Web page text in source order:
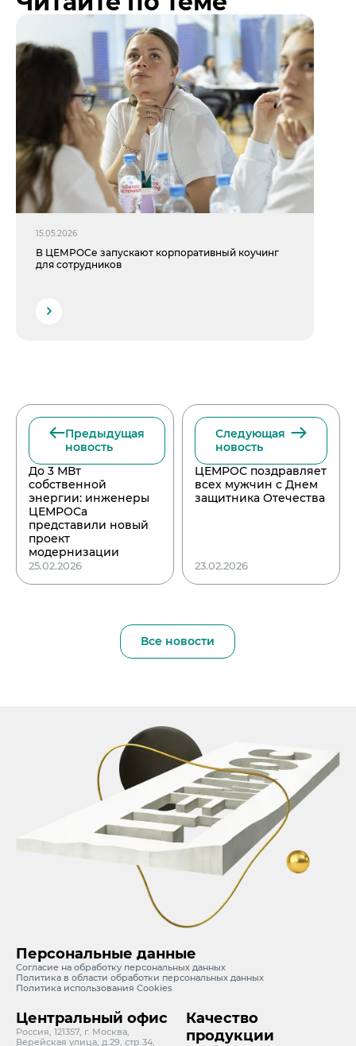
15.05.2026
В ЦЕМРОСе запускают корпоративный коучинг
для сотрудников
Предыдущая
новость
До 3 МВт
собственной
энергии: инженеры
ЦЕМРОСа
представили новый
проект
модернизации
25.02.2026
Следующая
новость
ЦЕМРОС поздравляет
всех мужчин с Днем
защитника Отечества
23.02.2026
Все новости
Персональные данные
Согласие на обработку персональных данных
Политика в области обработки персональных данных
Политика использования Cookies
Центральный офис
Россия, 121357, г. Москва,
Верейская улица, д.29, стр.34,
Качество
продукции